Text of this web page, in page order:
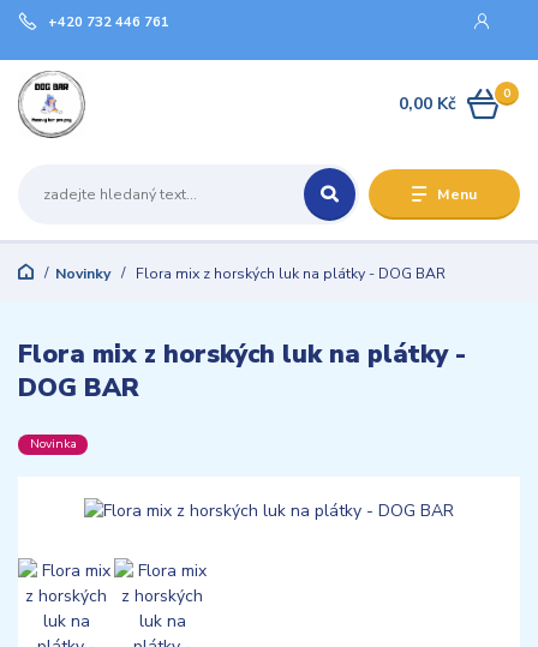
Menu
+420 732 446 761
0
0,00 Kč
Novinky Flora mix z horských luk na plátky - DOG BAR
Flora mix z horských luk na plátky -
DOG BAR
Novinka